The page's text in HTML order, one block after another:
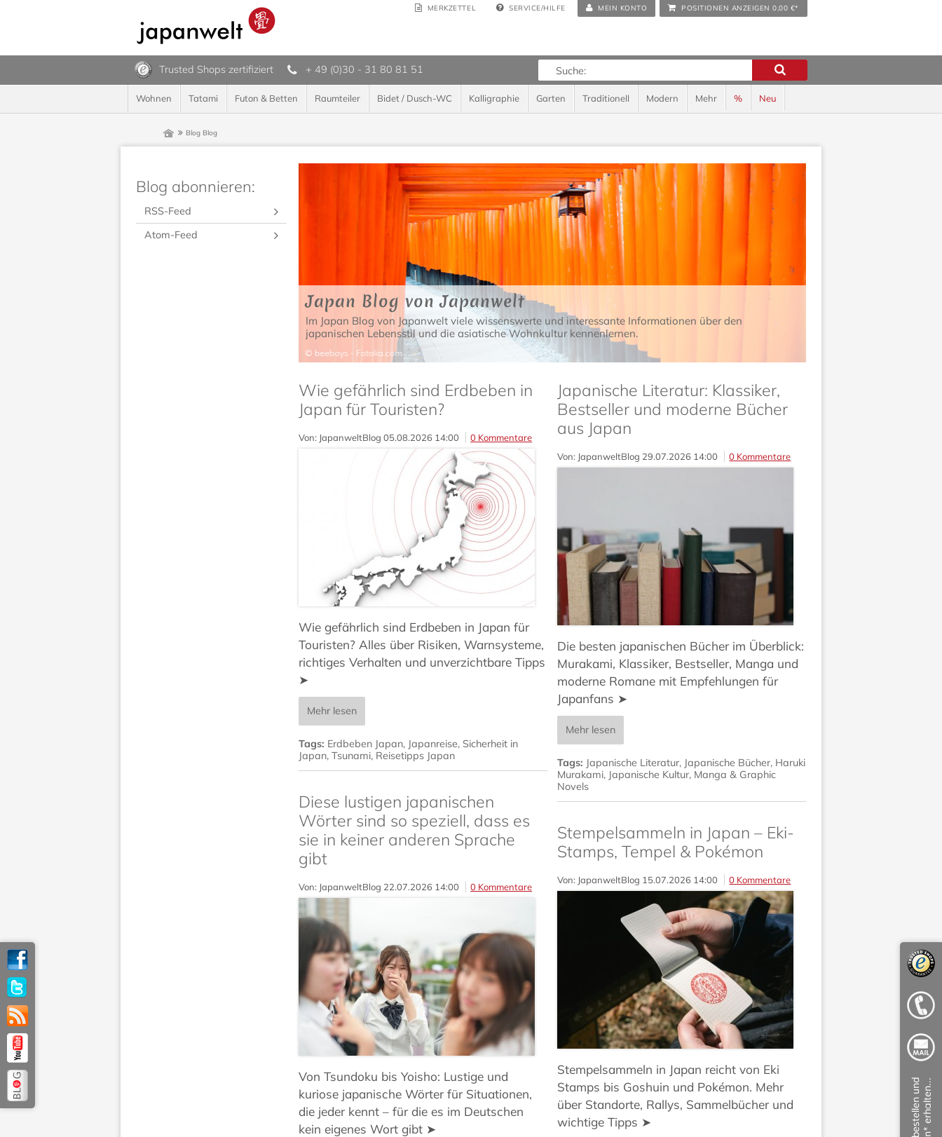
MERKZETTEL SERVICE/HILFE MEIN KONTO POSITIONEN ANZEIGEN 0,00 €*
Trusted Shops zertifiziert + 49 (0)30 - 31 80 81 51
Wohnen Tatami Futon & Betten Raumteiler Bidet / Dusch-WC Kalligraphie Garten Traditionell Modern Mehr % Neu
Blog Blog
Japan Blog von Japanwelt
Im Japan Blog von Japanwelt viele wissenswerte und interessante Informationen über den
japanischen Lebensstil und die asiatische Wohnkultur kennenlernen.
Wie gefährlich sind Erdbeben in
Japan für Touristen?
Von: JapanweltBlog05.08.2026 14:00 0 Kommentare
Wie gefährlich sind Erdbeben in Japan für
Touristen? Alles über Risiken, Warnsysteme,
richtiges Verhalten und unverzichtbare Tipps
➤
Mehr lesen
Tags: Erdbeben Japan, Japanreise, Sicherheit in
Japan,Tsunami, Reisetipps Japan
Japanische Literatur: Klassiker,
Bestseller und moderne Bücher
aus Japan
Von: JapanweltBlog 29.07.2026 14:00 0 Kommentare
Die besten japanischen Bücher im Überblick:
Murakami, Klassiker, Bestseller, Manga und
moderne Romane mit Empfehlungen für
Japanfans ➤
Mehr lesen
Tags: Japanische Literatur, Japanische Bücher, Haruki
Murakami, Japanische Kultur, Manga & Graphic
Novels
Diese lustigen japanischen
Wörter sind so speziell, dass es
sie in keiner anderen Sprache
gibt
Von: JapanweltBlog 22.07.2026 14:00 0 Kommentare
Von Tsundoku bis Yoisho: Lustige und
kuriose japanische Wörter für Situationen,
die jeder kennt – für die es im Deutschen
kein eigenes Wort gibt ➤
Stempelsammeln in Japan – Eki-
Stamps, Tempel & Pokémon
Von: JapanweltBlog 15.07.2026 14:00 0 Kommentare
Stempelsammeln in Japan reicht von Eki
Stamps bis Goshuin und Pokémon. Mehr
über Standorte, Rallys, Sammelbücher und
wichtige Tipps ➤
Blog abonnieren:
RSS-Feed
Atom-Feed